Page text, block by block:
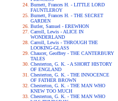
Burnett, Frances H. - LITTLE LORD
FAUNTLEROY
Burnett, Frances H. - THE SECRET
GARDEN
Butler, Samuel - EREWHON
Carroll, Lewis - ALICE IN
WONDERLAND
Carroll, Lewis - THROUGH THE
LOOKING-GLASS
Chaucer, Geoffrey - THE CANTERBURY
TALES
Chesterton, G. K. - A SHORT HISTORY
OF ENGLAND
Chesterton, G. K. - THE INNOCENCE
OF FATHER BROWN
Chesterton, G. K. - THE MAN WHO
KNEW TOO MUCH
Chesterton, G. K. - THE MAN WHO